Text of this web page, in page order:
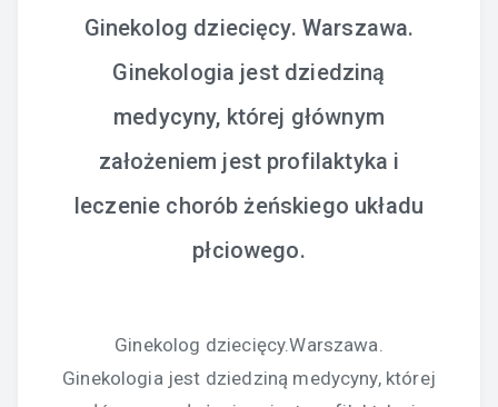
Ginekolog dziecięcy. Warszawa.
Ginekologia jest dziedziną
medycyny, której głównym
założeniem jest profilaktyka i
leczenie chorób żeńskiego układu
płciowego.
Ginekolog dziecięcy.Warszawa.
Ginekologia jest dziedziną medycyny, której